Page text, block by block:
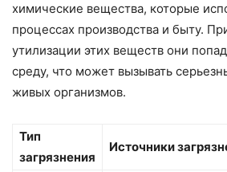
химические вещества, которые
процессах производства и быту.
утилизации этих веществ они
среду, что может вызывать
живых организмов.
Тип
загрязнения
Источники